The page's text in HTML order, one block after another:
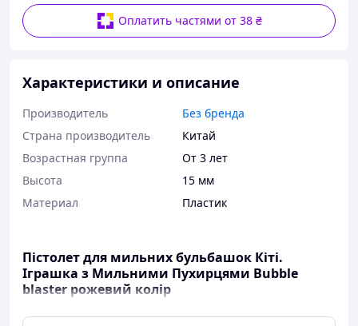
Оплатить частями от 38 ₴
Характеристики и описание
Производитель
Без бренда
Страна производитель
Китай
Возрастная группа
От 3 лет
Высота
15 мм
Материал
Пластик
Пістолет для мильних бульбашок Кіті.
Іграшка з Мильними Пухирцями Bubble
blaster рожевий колір